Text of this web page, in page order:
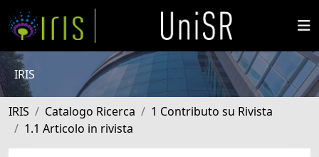
IRIS
IRIS Catalogo Ricerca
1 Contributo su Rivista
1.1 Articolo in rivista